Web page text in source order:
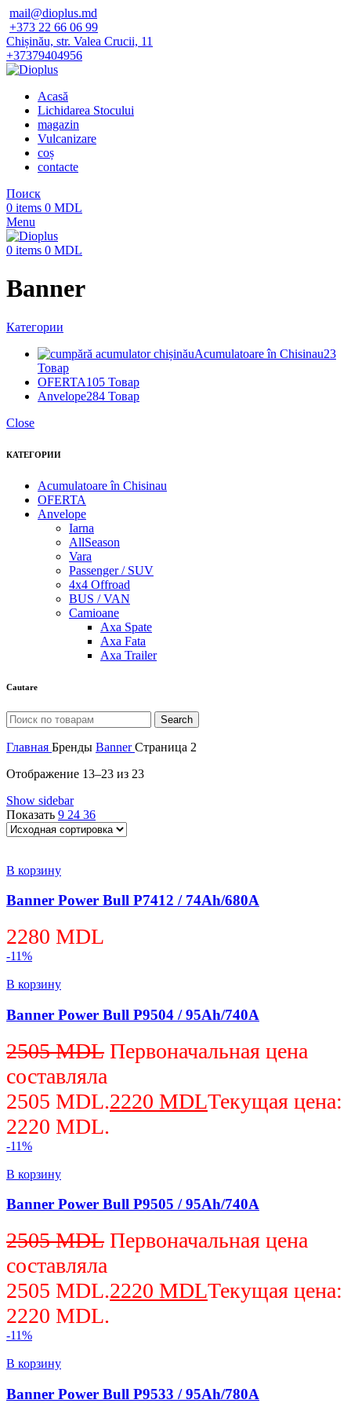
mail@dioplus.md
+373 22 66 06 99
Chișinău, str. Valea Crucii, 11
+37379404956
Acasă
Lichidarea Stocului
magazin
Vulcanizare
coș
contacte
Поиск
0 items 0 MDL
Menu
0 items 0 MDL
Banner
Категории
Acumulatoare în Chisinau23
Товар
OFERTA105 Товар
Anvelope284 Товар
Close
КАТЕГОРИИ
Acumulatoare în Chisinau
OFERTA
Anvelope
Iarna
AllSeason
Vara
Passenger / SUV
4x4 Offroad
BUS / VAN
Camioane
Axa Spate
Axa Fata
Axa Trailer
Cautare
Search
Главная Бренды BannerСтраница 2
Отображение 13–23 из 23
Show sidebar
Показать 9 24 36
В корзину
Banner Power Bull P7412 / 74Ah/680A
2280 MDL
-11%
В корзину
Banner Power Bull P9504 / 95Ah/740A
2505MDL Первоначальная цена
составляла
2505 MDL.2220 MDLТекущая цена:
2220 MDL.
-11%
В корзину
Banner Power Bull P9505 / 95Ah/740A
2505MDL Первоначальная цена
составляла
2505 MDL.2220 MDLТекущая цена:
2220 MDL.
-11%
В корзину
Banner Power Bull P9533 / 95Ah/780A